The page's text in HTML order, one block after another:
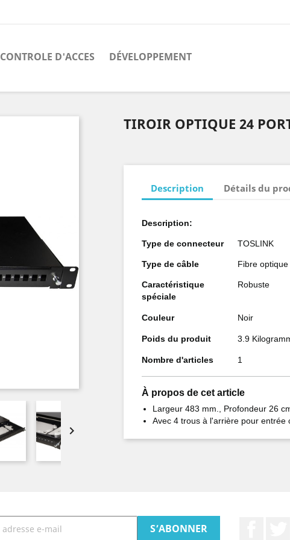
CONTROLE D'ACCES DÉVELOPPEMENT

TIROIR OPTIQUE 24
Description Détails du
Description:
Type de connecteur TOSLINK
Type de câble Fibre optique
Caractéristique
spéciale
Robuste
Couleur Noir
Poids du produit 3.9
Nombre d'articles 1
À propos de cet article
Largeur 483 mm., Profondeur 26
Avec 4 trous à l'arrière pour entrée